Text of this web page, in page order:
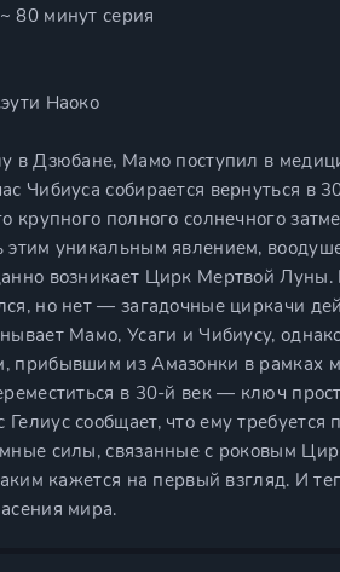
~ 80 минут серия
Наоко
в Дзюбане, Мамо поступил в
Чибиуса собирается вернуться в
крупного полного солнечного
этим уникальным явлением,
возникает Цирк Мертвой
но нет — загадочные циркачи
Мамо, Усаги и Чибиусу,
прибывшим из Амазонки в рамках
в 30-й век — ключ
сообщает, что ему
силы, связанные с роковым
кажется на первый взгляд. И
мира.